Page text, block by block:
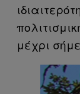
μέχρι